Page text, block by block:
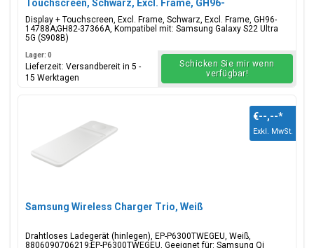
Touchscreen, Schwarz, Excl. Frame, GH96-
14788A;GH82-37366A
Display + Touchscreen, Excl. Frame, Schwarz, Excl. Frame, GH96-
14788A;GH82-37366A, Kompatibel mit: Samsung Galaxy S22 Ultra
5G (S908B)
Lager: 0
Lieferzeit: Versandbereit in 5 -
15 Werktagen
Schicken Sie mir wenn
verfügbar!
Samsung Wireless Charger Trio, Weiß
Drahtloses Ladegerät (hinlegen), EP-P6300TWEGEU, Weiß,
8806090706219;EP-P6300TWEGEU, Geeignet für: Samsung Qi
€--,--*
Exkl. MwSt.